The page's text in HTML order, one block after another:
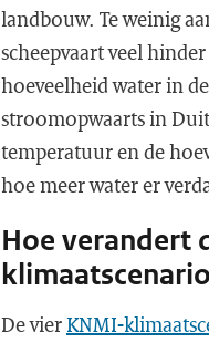
landbouw. Te weinig
scheepvaart veel
hoeveelheid water in
stroomopwaarts in
temperatuur en de
hoe meer water er
Hoe verandert
De vierKNMI-